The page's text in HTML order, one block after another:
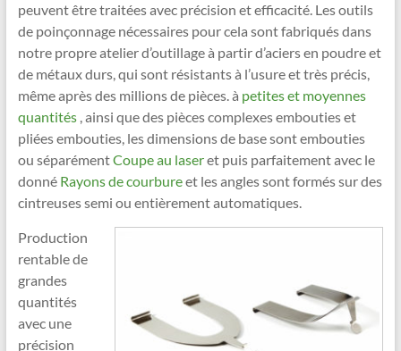
peuvent être traitées avec précision et efficacité. Les outils
de poinçonnage nécessaires pour cela sont fabriqués dans
notre propre atelier d’outillage à partir d’aciers en poudre et
de métaux durs, qui sont résistants à l’usure et très précis,
même après des millions de pièces. à petites et moyennes
quantités, ainsi que des pièces complexes embouties et
pliées embouties, les dimensions de base sont embouties
ou séparémentCoupe au laseret puis parfaitement avec le
donnéRayons de courbureet les angles sont formés sur des
cintreuses semi ou entièrement automatiques.
Production
rentable de
grandes
quantités
avec une
précision